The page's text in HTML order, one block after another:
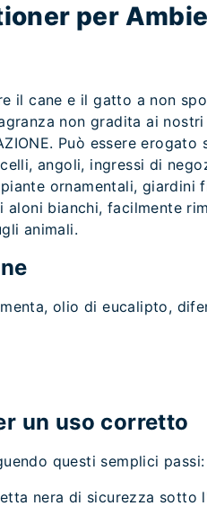
per
il cane e il gatto a non
non gradita ai
Può essere erogato
angoli, ingressi di
ornamentali,
aloni bianchi, facilmente
animali.
olio di eucalipto,
un uso corretto
questi semplici passi:
nera di sicurezza sotto